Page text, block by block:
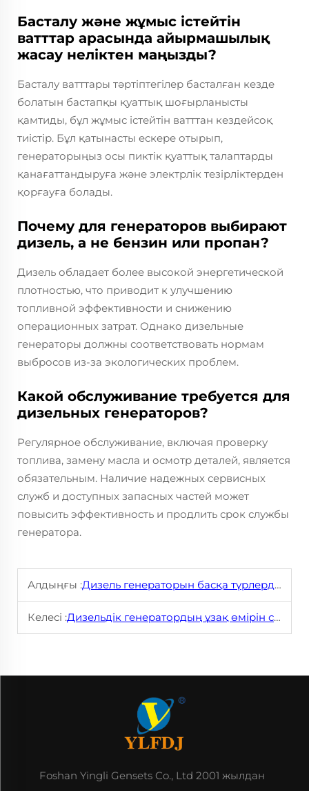
Басталу және жұмыс істейтін
ватттар арасында айырмашылық
жасау неліктен маңызды?
Басталу ватттары тәртіптегілер басталған кезде
болатын бастапқы қуаттық шоғырланысты
қамтиды, бұл жұмыс істейтін ватттан кездейсоқ
тиістір. Бұл қатынасты ескере отырып,
генераторыңыз осы пиктік қуаттық талаптарды
қанағаттандыруға және электрлік тезірліктерден
қорғауға болады.
Почему для генераторов выбирают
дизель, а не бензин или пропан?
Дизель обладает более высокой энергетической
плотностью, что приводит к улучшению
топливной эффективности и снижению
операционных затрат. Однако дизельные
генераторы должны соответствовать нормам
выбросов из-за экологических проблем.
Какой обслуживание требуется для
дизельных генераторов?
Регулярное обслуживание, включая проверку
топлива, замену масла и осмотр деталей, является
обязательным. Наличие надежных сервисных
служб и доступных запасных частей может
повысить эффективность и продлить срок службы
генератора.
Алдыңғы :Дизель генераторын басқа түрлердің генераторларынан ne фойда?
Келесі :Дизельдік генератордың ұзақ өмірін сақтау үшін қандай техникалық қызмет керек?
Foshan Yingli Gensets Co., Ltd 2001 жылдан